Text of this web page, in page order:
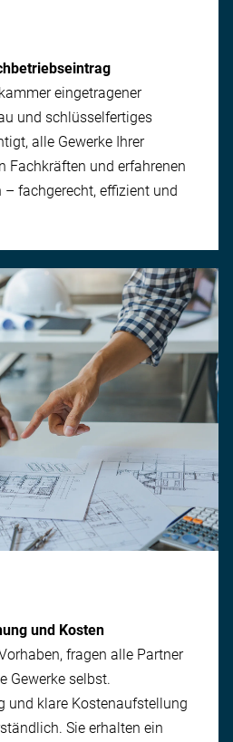
eingetragener
und schlüssel­fertiges
alle Gewerke Ihrer
Fachkräften und erfahrenen
fach­gerecht, effizient und
und Kosten
fragen alle Partner
Gewerke selbst.
und klare Kosten­aufstellung
Sie erhalten ein